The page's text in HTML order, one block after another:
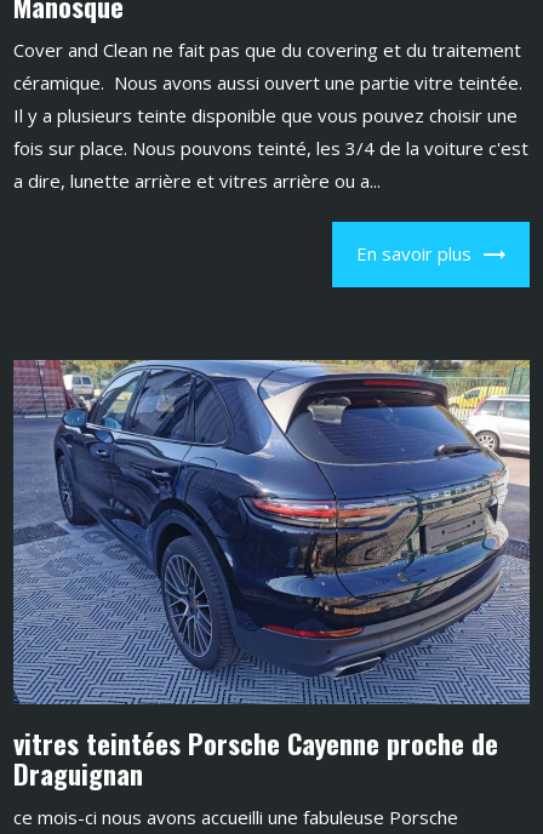
Cover and Clean ne fait pas que du covering et du traitement
céramique. Nous avons aussi ouvert une partie vitre teintée.
Il y a plusieurs teinte disponible que vous pouvez choisir une
fois sur place. Nous pouvons teinté, les 3/4 de la voiture c'est
a dire, lunette arrière et vitres arrière ou a...
En savoir plus
vitres teintées Porsche Cayenne proche de
Draguignan
ce mois-ci nous avons accueilli une fabuleuse Porsche